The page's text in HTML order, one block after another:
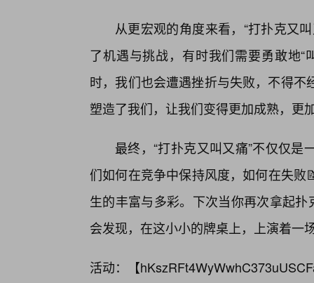
从更宏观的角度来看，“打扑克又
了机遇与挑战，有时我们需要勇敢地
时，我们也会遭遇挫折与失败，不得不
塑造了我们，让我们变得更加成熟，更
最终，“打扑克又叫又痛”不仅仅
们如何在竞争中保持风度，如何在失
生的丰富与多彩。下次当你再次拿起
会发现，在这小小的牌桌上，上演着一
活动：【